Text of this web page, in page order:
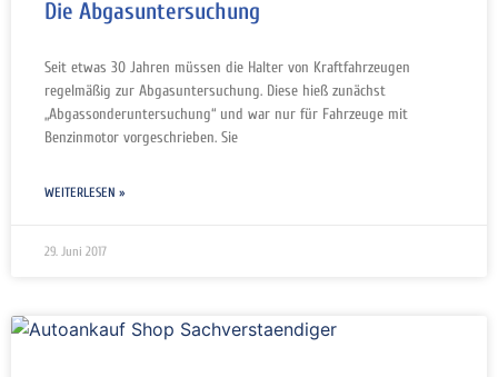
Die Abgasuntersuchung
Seit etwas 30 Jahren müssen die Halter von Kraftfahrzeugen
regelmäßig zur Abgasuntersuchung. Diese hieß zunächst
„Abgassonderuntersuchung“ und war nur für Fahrzeuge mit
Benzinmotor vorgeschrieben. Sie
WEITERLESEN »
29. Juni 2017